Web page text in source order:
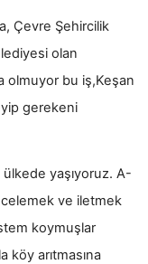
Çevre Şehircilik
olan
olmuyor bu iş,Keşan
gerekeni
ülkede yaşıyoruz. A-
ve iletmek
koymuşlar
köy arıtmasına